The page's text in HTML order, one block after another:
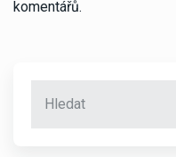
komentářů.